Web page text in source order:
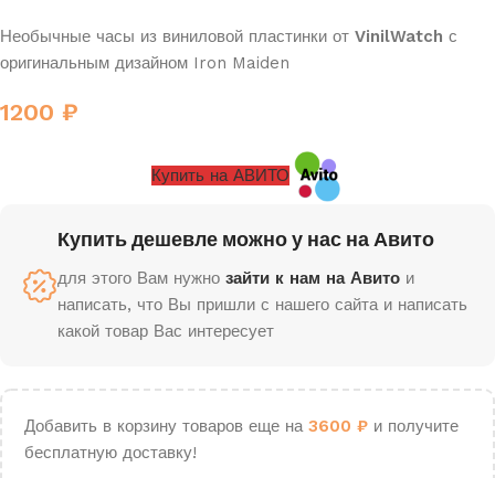
Необычные часы из виниловой пластинки от VinilWatch с
оригинальным дизайном Iron Maiden
1200 ₽
Купить на АВИТО
Купить дешевле можно у нас на Авито
для этого Вам нужно зайти к нам на Авито и
написать, что Вы пришли с нашего сайта и написать
какой товар Вас интересует
Добавить в корзину товаров еще на 3600 ₽ и получите
бесплатную доставку!